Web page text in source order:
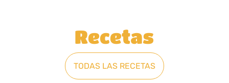
Recetas
TODAS LAS RECETAS